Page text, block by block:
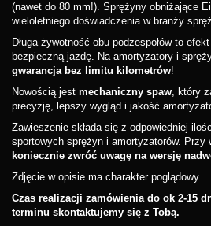
(nawet do 80 mm!). Sprężyny obniżające
wieloletniego doświadczenia w branży
Długa żywotność obu podzespołów to
bezpieczną jazdę. Na amortyzatory i
gwarancja bez limitu kilometrów!
Nowością jest mechaniczny spaw, który
precyzję, lepszy wygląd i jakość
Zawieszenie składa się z odpowiedniej
sportowych sprężyn i amortyzatorów. Przy
koniecznie zwróć uwagę na wersję
Zdjęcie w opisie ma charakter poglądowy.
Czas realizacji zamówienia do ok 2-15
terminu skontaktujemy się z Tobą.